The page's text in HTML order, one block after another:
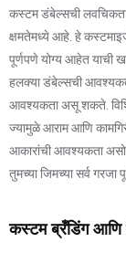
कस्टम डंबेल्सची लवचिकता
क्षमतेमध्ये आहे. हे
पूर्णपणे योग्य आहेत याची
हलक्या डंबेल्सची
आवश्यकता असू शकते.
ज्यामुळे आराम आणि
आकारांची आवश्यकता असो
तुमच्या जिमच्या सर्व गरजा
कस्टम ब्रँडिंग आणि